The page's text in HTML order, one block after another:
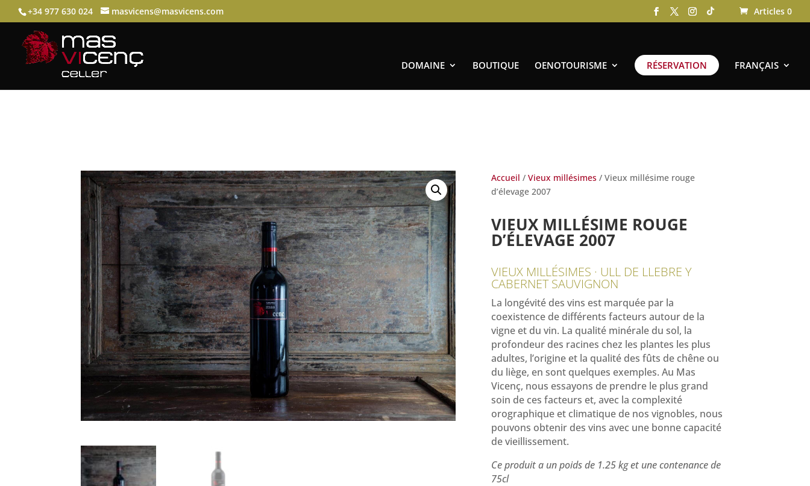
+34 977 630 024 masvicens@masvicens.com Articles 0
DOMAINE BOUTIQUE OENOTOURISME RÉSERVATION FRANÇAIS
Accueil / Vieux millésimes/ Vieux millésime rouge
d’élevage 2007
VIEUX MILLÉSIME ROUGE
D’ÉLEVAGE 2007
VIEUX MILLÉSIMES · ULL DE LLEBRE Y
CABERNET SAUVIGNON
La longévité des vins est marquée par la
coexistence de différents facteurs autour de la
vigne et du vin. La qualité minérale du sol, la
profondeur des racines chez les plantes les plus
adultes, l’origine et la qualité des fûts de chêne ou
du liège, en sont quelques exemples. Au Mas
Vicenç, nous essayons de prendre le plus grand
soin de ces facteurs et, avec la complexité
orographique et climatique de nos vignobles, nous
pouvons obtenir des vins avec une bonne capacité
de vieillissement.
Ce produit a un poids de 1.25 kg et une contenance de
75cl